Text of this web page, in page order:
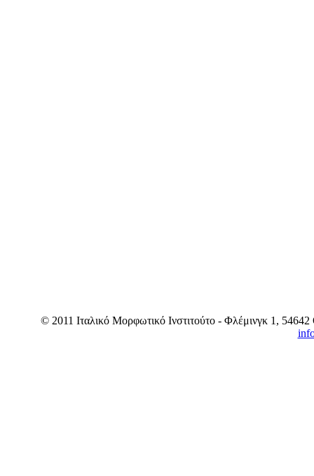
© 2011 Ιταλικό Μορφωτικό Ινστιτούτο - Φλέμινγκ 1,